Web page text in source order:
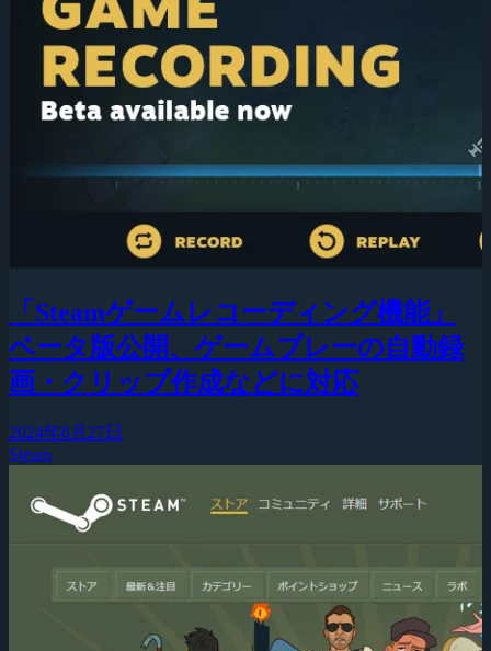
「Steamゲームレコーディング機能」
ベータ版公開、ゲームプレーの自動録
画・クリップ作成などに対応
2024年6月27日
Steam